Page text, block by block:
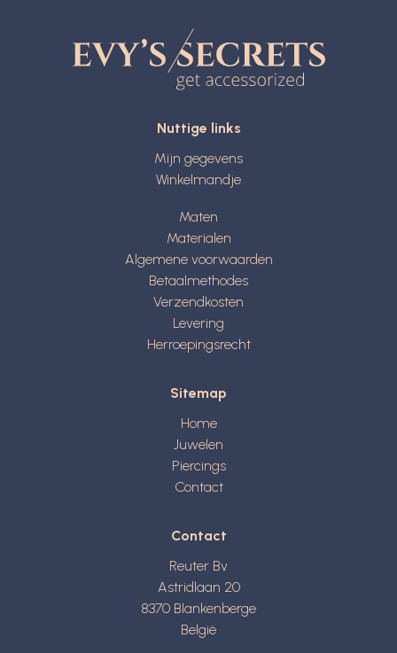
Nuttige links
Mijn gegevens
Winkelmandje
Maten
Materialen
Algemene voorwaarden
Betaalmethodes
Verzendkosten
Levering
Herroepingsrecht
Sitemap
Home
Juwelen
Piercings
Contact
Contact
Reuter Bv
Astridlaan 20
8370 Blankenberge
België